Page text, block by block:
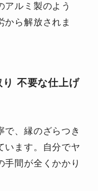
アルミ製のよう
から解放されま
不要な仕上げ
で、縁のざらつき
います。自分でヤ
手間が全くかかり